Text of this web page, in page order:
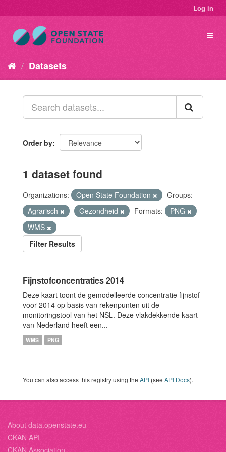
Log in
Datasets
Order by
1 dataset found
Organizations: Open State Foundation
Groups:
Agrarisch
Gezondheid Formats:
PNG
WMS
Filter Results
Fijnstofconcentraties 2014
Deze kaart toont de gemodelleerde concentratie fijnstof
voor 2014 op basis van rekenpunten uit de
monitoringstool van het NSL. Deze vlakdekkende kaart
van Nederland heeft een...
WMS PNG
You can also access this registry using the API (see API Docs).
About data.openstate.eu
CKAN API
CKAN Association